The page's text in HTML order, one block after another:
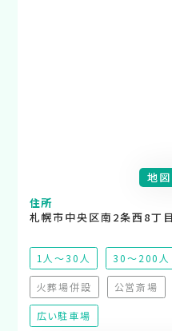
地
住所
札幌市中央区南2条西8丁
1人～30人 30～200人
火葬場併設
（非対応）
公営斎場
（
広い駐車場